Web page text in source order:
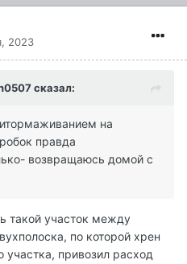
2023
сказал:
на
правда
возвращаюсь домой с
такой участок между
по которой хрен
участка, привозил расход